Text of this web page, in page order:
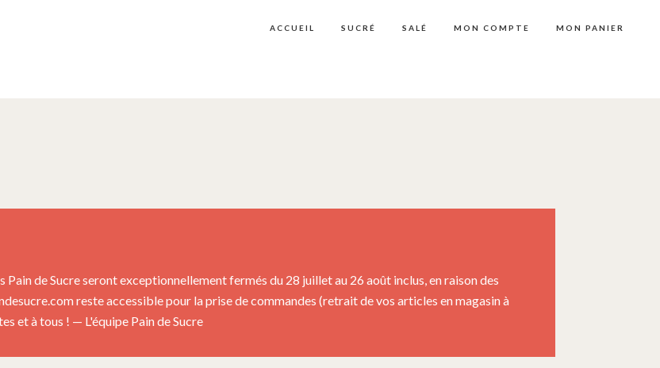
ACCUEIL SUCRÉ SALÉ MON COMPTE MON PANIER
Pain de Sucre seront exceptionnellement fermés du 28 juillet au 26 août inclus, en raison des
reste accessible pour la prise de commandes (retrait de vos articles en magasin à
et à tous ! — L'équipe Pain de Sucre